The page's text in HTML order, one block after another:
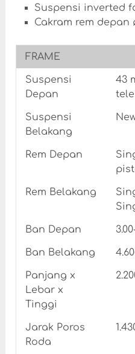
Suspensi inverted
Cakram rem depan
FRAME
Suspensi
Depan
43
Suspensi
Belakang
Rem Depan
Rem Belakang
Ban Depan
Ban Belakang
Panjang x
Lebar x
Tinggi
Jarak Poros
Roda